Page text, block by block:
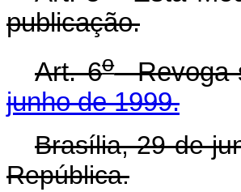
publicação.
Art. 6o
junho de 1999.
Brasília, 29 de
República.